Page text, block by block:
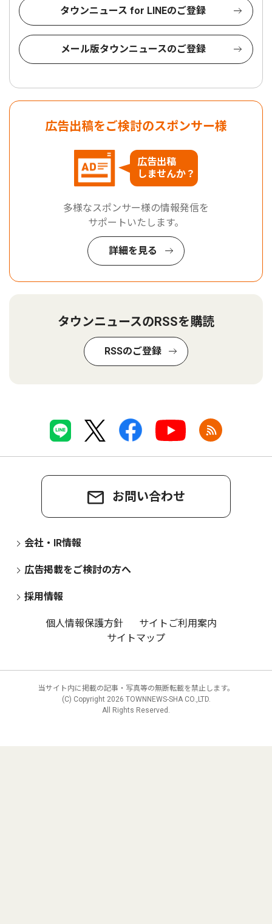
タウンニュース for LINEのご登録
メール版タウンニュースのご登録
広告出稿をご検討のスポンサー様
広告出稿
しませんか？
多様なスポンサー様の情報発信を
サポートいたします。
詳細を見る
タウンニュースのRSSを購読
RSSのご登録
お問い合わせ
会社・IR情報
広告掲載をご検討の方へ
採用情報
個人情報保護方針
サイトご利用案内
サイトマップ
当サイト内に掲載の記事・写真等の無断転載を禁止します。
(C) Copyright 2026 TOWNNEWS-SHA CO.,LTD.
All Rights Reserved.